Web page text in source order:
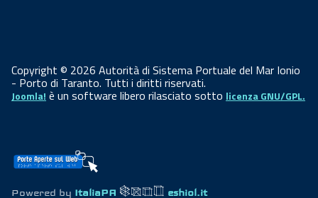
Copyright © 2026 Autorità di Sistema Portuale del Mar Ionio
- Porto di Taranto. Tutti i diritti riservati.
Joomla! è un software libero rilasciato sotto licenza GNU/GPL.
Powered by ItaliaPA eshiol.it